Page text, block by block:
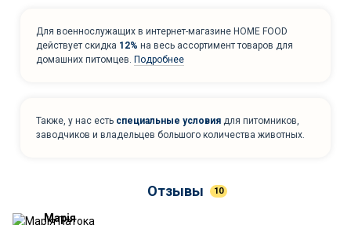
Для военнослужащих в интернет-магазине HOME FOOD
действует скидка 12% на весь ассортимент товаров для
домашних питомцев. Подробнее
Также, у нас есть специальные условия для питомников,
заводчиков и владельцев большого количества животных.
Отзывы 10
Марія